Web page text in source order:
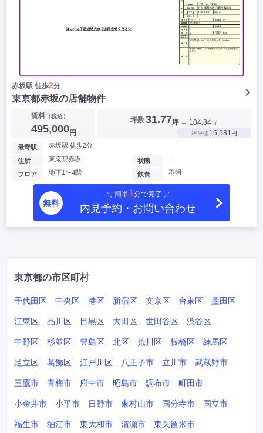
赤坂駅 徒歩2分
東京都赤坂の店舗物件
賃料（税込）
495,000円
坪数31.77坪 ＝ 104.84㎡
坪単価15,581円
最寄駅 赤坂駅 徒歩2分
住所 東京都赤坂
フロア 地下1〜4階
状態 -
飲食 不明
無料
＼ 簡単1分で完了 ／
内見予約・お問い合わせ
東京都の市区町村
千代田区 中央区 港区 新宿区 文京区 台東区 墨田区
江東区 品川区 目黒区 大田区 世田谷区 渋谷区
中野区 杉並区 豊島区 北区 荒川区 板橋区 練馬区
足立区 葛飾区 江戸川区 八王子市 立川市 武蔵野市
三鷹市 青梅市 府中市 昭島市 調布市 町田市
小金井市 小平市 日野市 東村山市 国分寺市 国立市
福生市 狛江市 東大和市 清瀬市 東久留米市